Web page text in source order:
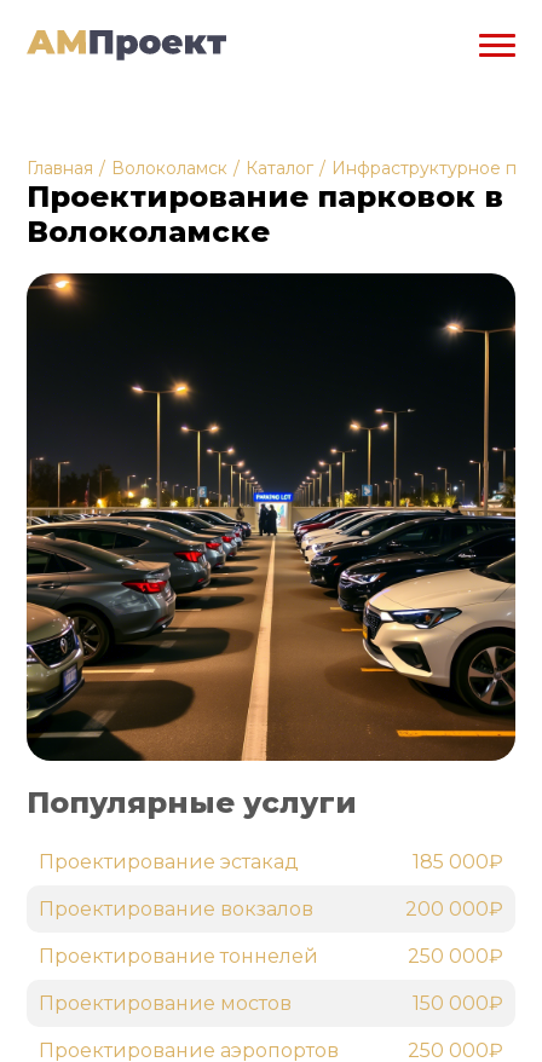
Главная / Волоколамск / Каталог / Инфраструктурное
Проектирование парковок в
Волоколамске
Популярные услуги
Проектирование эстакад 185 000₽
Проектирование вокзалов 200 000₽
Проектирование тоннелей 250 000₽
Проектирование мостов 150 000₽
Проектирование аэропортов 250 000₽